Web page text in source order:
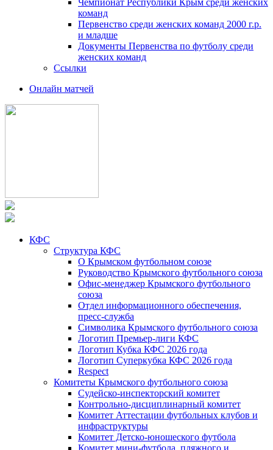
Чемпионат Республики Крым среди женских
команд
Первенство среди женских команд 2000 г.р.
и младше
Документы Первенства по футболу среди
женских команд
Ссылки
Онлайн матчей
КФС
Структура КФС
О Крымском футбольном союзе
Руководство Крымского футбольного союза
Офис-менеджер Крымского футбольного
союза
Отдел информационного обеспечения,
пресс-служба
Символика Крымского футбольного союза
Логотип Премьер-лиги КФС
Логотип Кубка КФС 2026 года
Логотип Суперкубка КФС 2026 года
Respect
Комитеты Крымского футбольного союза
Судейско-инспекторский комитет
Контрольно-дисциплинарный комитет
Комитет Аттестации футбольных клубов и
инфраструктуры
Комитет Детско-юношеского футбола
Комитет мини-футбола, пляжного и